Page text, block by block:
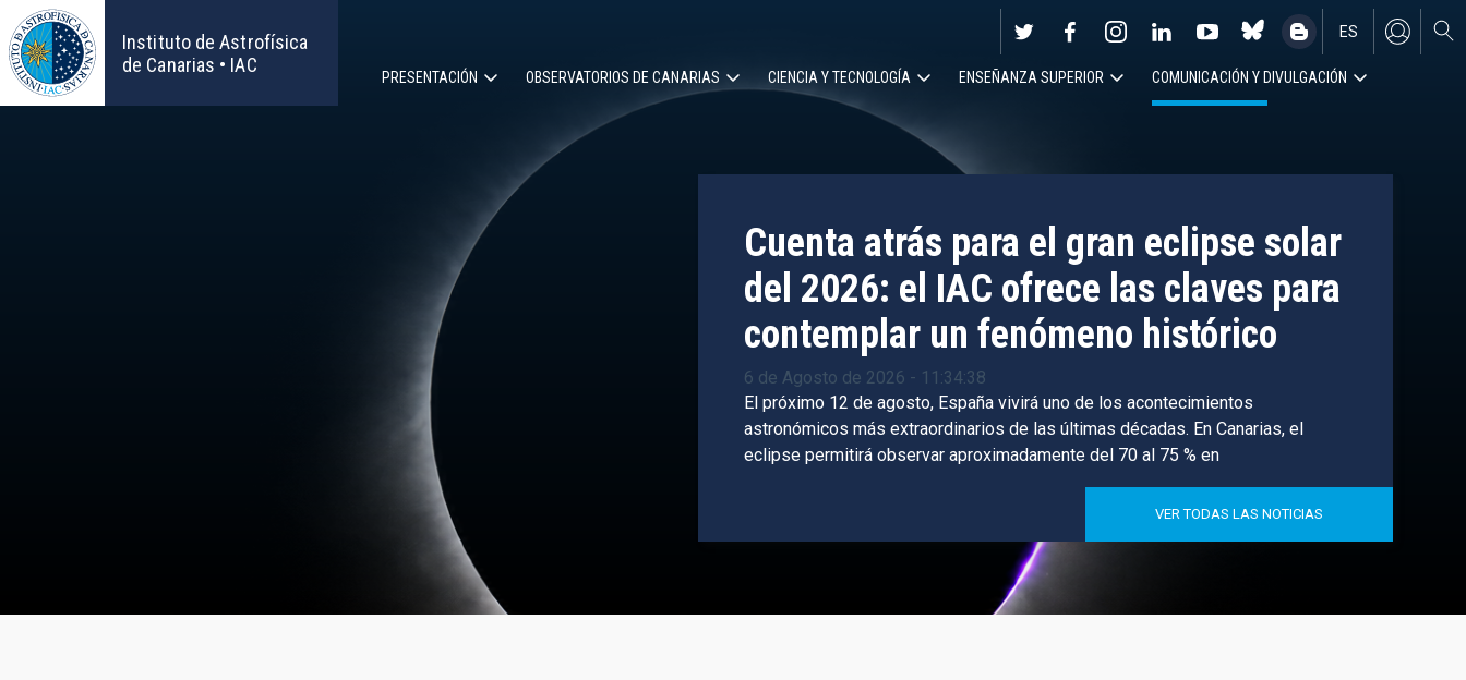
Pasar
al
contenido
principal
Instituto de Astrofísica
de Canarias • IAC
EN
ES
PRESENTACIÓN OBSERVATORIOS DE CANARIAS CIENCIA Y TECNOLOGÍA ENSEÑANZA SUPERIOR COMUNICACIÓN Y DIVULGACIÓN
Cuenta atrás para el gran eclipse solar
del 2026: el IAC ofrece las claves para
contemplar un fenómeno histórico
6 de Agosto de 2026 - 11:34:38
El próximo 12 de agosto, España vivirá uno de los acontecimientos
astronómicos más extraordinarios de las últimas décadas. En Canarias, el
eclipse permitirá observar aproximadamente del 70 al 75 % en
VER TODAS LAS NOTICIAS